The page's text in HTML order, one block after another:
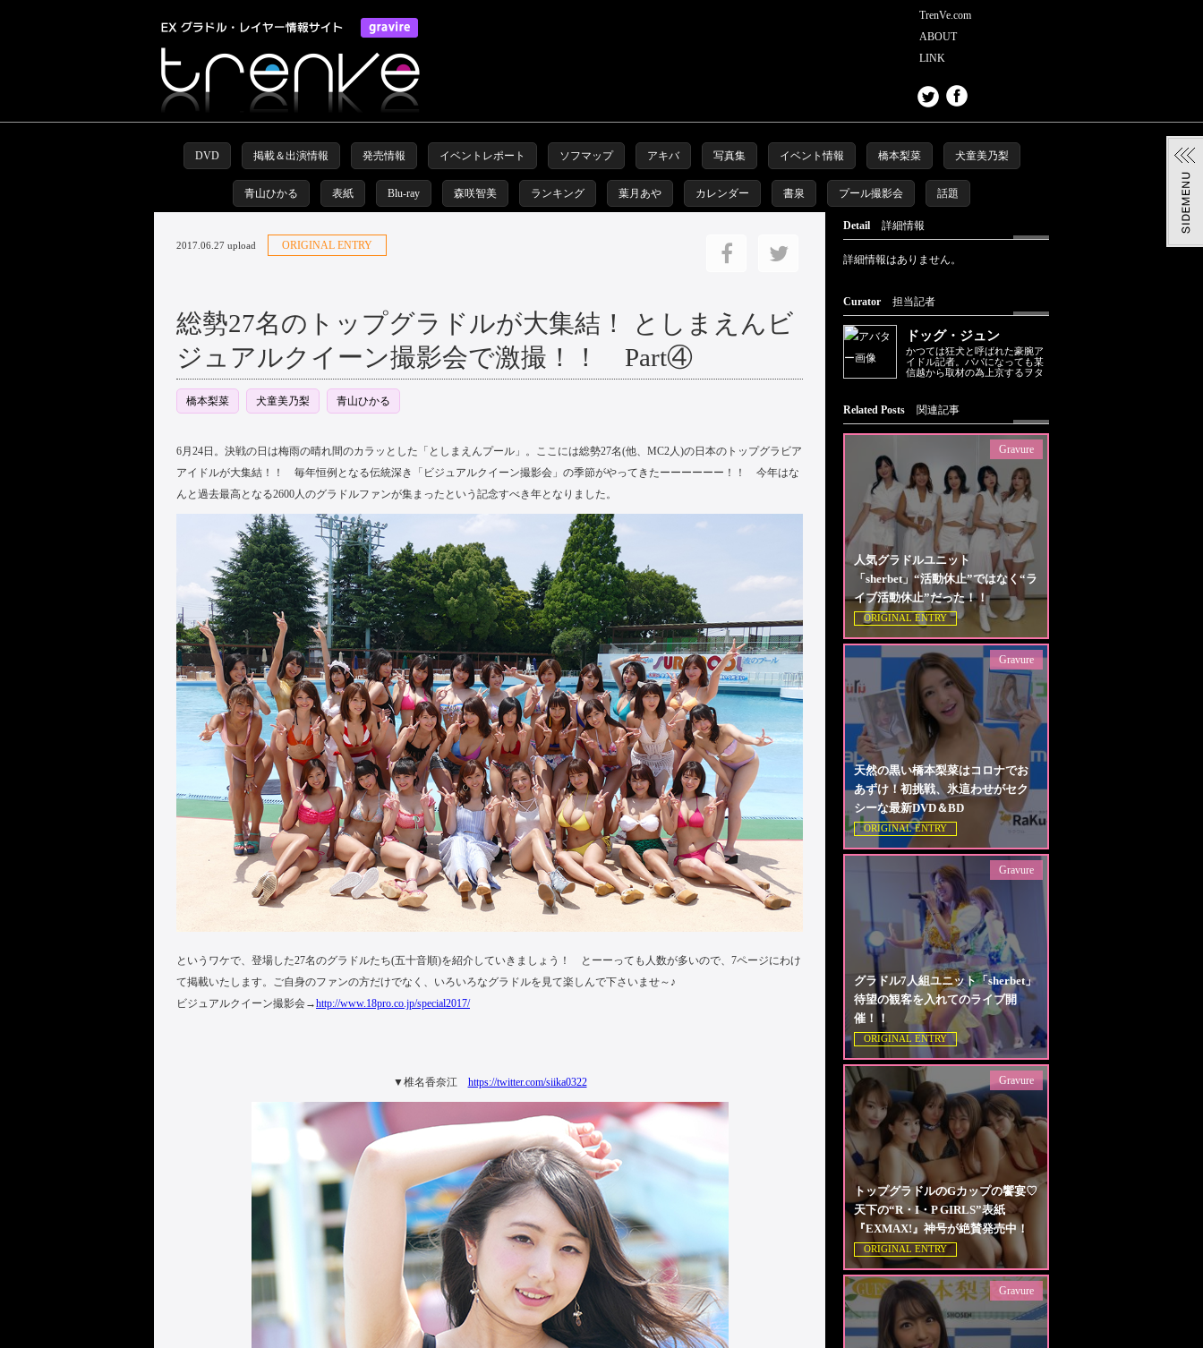
TrenVe.com
ABOUT
LINK
DVD 掲載＆出演情報 発売情報 イベントレポート ソフマップ アキバ 写真集 イベント情報 橋本梨菜 犬童美乃梨
青山ひかる 表紙 Blu-ray 森咲智美 ランキング 葉月あや カレンダー 書泉 プール撮影会 話題
2017.06.27 upload ORIGINAL ENTRY
総勢27名のトップグラドルが大集結！ としまえんビ
ジュアルクイーン撮影会で激撮！！ Part④
橋本梨菜 犬童美乃梨 青山ひかる
6月24日。決戦の日は梅雨の晴れ間のカラッとした「としまえんプール」。ここには総勢27名(他、MC2人)の日本のトップグラビア
アイドルが大集結！！ 毎年恒例となる伝統深き「ビジュアルクイーン撮影会」の季節がやってきたーーーーーー！！ 今年はな
んと過去最高となる2600人のグラドルファンが集まったという記念すべき年となりました。
というワケで、登場した27名のグラドルたち(五十音順)を紹介していきましょう！ とーーっても人数が多いので、7ページにわけ
て掲載いたします。ご自身のファンの方だけでなく、いろいろなグラドルを見て楽しんで下さいませ～♪
ビジュアルクイーン撮影会→http://www.18pro.co.jp/special2017/
▼椎名香奈江 https://twitter.com/siika0322
Detail 詳細情報
詳細情報はありません。
Curator 担当記者
ドッグ・ジュン
かつては狂犬と呼ばれた豪腕ア
イドル記者。パパになっても某
信越から取材の為上京するヲタ
Related Posts 関連記事
人気グラドルユニット
「sherbet」“活動休止”ではなく“ラ
イブ活動休止”だった！！
ORIGINAL ENTRY
Gravure
天然の黒い橋本梨菜はコロナでお
あずけ！初挑戦、氷這わせがセク
シーな最新DVD＆BD
ORIGINAL ENTRY
Gravure
グラドル7人組ユニット「sherbet」
待望の観客を入れてのライブ開
催！！
ORIGINAL ENTRY
Gravure
トップグラドルのGカップの饗宴♡
天下の“R・I・P GIRLS”表紙
『EXMAX!』神号が絶賛発売中！
ORIGINAL ENTRY
Gravure
Gravure